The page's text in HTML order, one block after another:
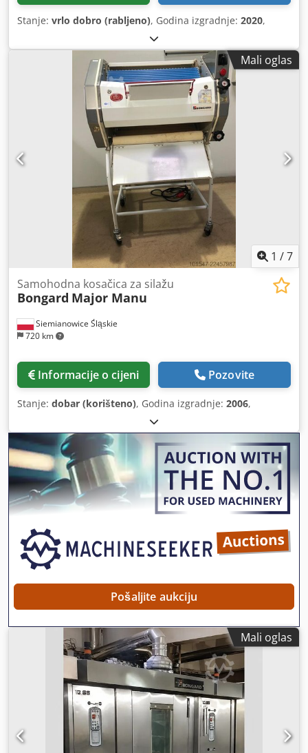
Stanje: vrlo dobro (rabljeno), Godina izgradnje: 2020,
Mali oglas
1 /7
Siemianowice Śląskie
720 km
Samohodna kosačica za silažu
Bongard Major Manu
Informacije o cijeni Pozovite
Stanje: dobar (korišteno), Godina izgradnje: 2006,
Pošaljite aukciju
Mali oglas